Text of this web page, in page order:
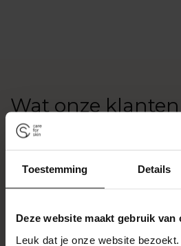
Toestemming Details
Deze website maakt gebruik van
Leuk dat je onze website
Wat onze